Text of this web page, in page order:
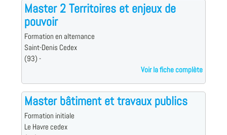
Master 2 Territoires et enjeux de
pouvoir
Formation en alternance
Saint-Denis Cedex
(93) -
Voir la fiche complète
Master bâtiment et travaux publics
Formation initiale
Le Havre cedex